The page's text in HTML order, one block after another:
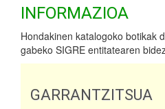
INFORMAZIOA
Hondakinen katalogoko botikak
gabeko SIGRE entitatearen
GARRANTZITSUA